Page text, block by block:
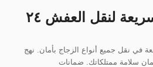
شركة الانجاز السريعة لنقل العفش ٢٤
في نقل جميع أنواع الزجاج بأمان. نهج
سلامة ممتلكاتك. ضمانات